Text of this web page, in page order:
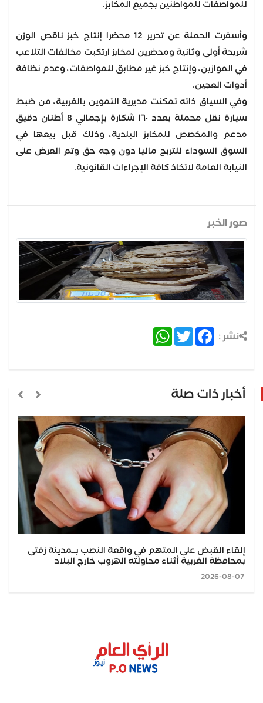
للمواصفات للمواطنين بجميع المخابز.
وأسفرت الحملة عن تحرير 12 محضرا إنتاج خبز ناقص الوزن
شريحة أولى وثانية ومحضرين لمخابز ارتكبت مخالفات التلاعب
في الموازين، وإنتاج خبز غير مطابق للمواصفات، وعدم نظافة
أدوات العجين.
وفي السياق ذاته تمكنت مديرية التموين بالغربية، من ضبط
سيارة نقل محملة بعدد ١٦٠ شكارة بإجمالي 8 أطنان دقيق
مدعم والمخصص للمخابز البلدية، وذلك قبل بيعها في
السوق السوداء للتربح ماليا دون وجه حق وتم العرض على
النيابة العامة لاتخاذ كافة الإجراءات القانونية.
صور الخبر
نشر : Facebook
Twitter
WhatsApp
أخبار ذات صلة
إلقاء القبض على المتهم في واقعة النصب بــمدينة زفتى
بمحافظة الغربية أثناء محاولته الهروب خارج البلاد